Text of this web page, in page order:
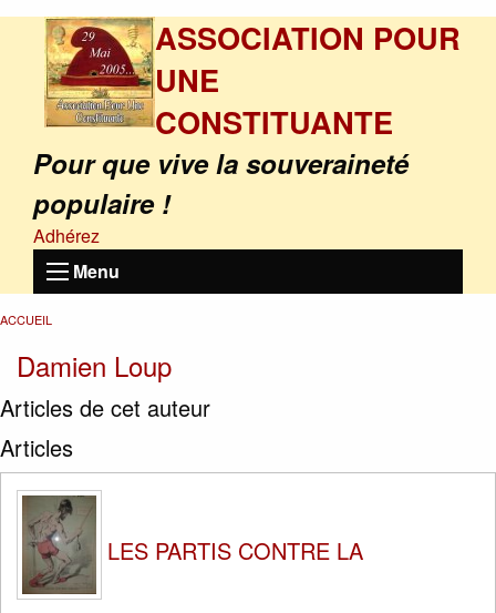
ASSOCIATION POUR
UNE
CONSTITUANTE
Pour que vive la souveraineté
populaire !
Adhérez
Menu
ACCUEIL
Damien Loup
Articles de cet auteur
Articles
LES PARTIS CONTRE LA